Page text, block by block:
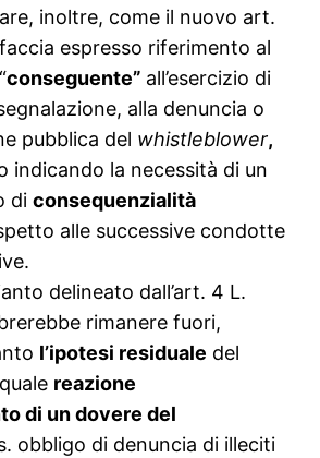
inoltre, come il nuovo art.
espresso riferimento al
conseguente” all’esercizio di
alla denuncia o
pubblica del whistleblower,
indicando la necessità di un
diconsequenzialità
alle successive condotte
delineato dall’art. 4 L.
rimanere fuori,
l’ipotesi residuale del
reazione
di un dovere del
obbligo di denuncia di illeciti